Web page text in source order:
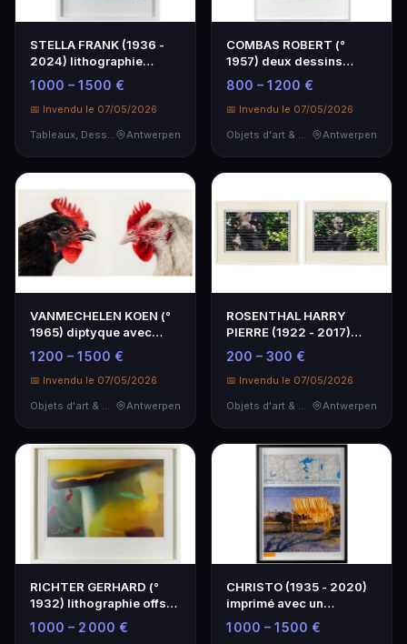
STELLA FRANK (1936 -
2024) lithographie
couleur offset dd 20…
1 000 – 1 500 €
📅 Invendu le 07/05/2026
Antwerpen
COMBAS ROBERT (°
1957) deux dessins
originaux au feutre noir…
800 – 1 200 €
📅 Invendu le 07/05/2026
Antwerpen
VANMECHELEN KOEN (°
1965) diptyque avec
deux impressions lam…
1 200 – 1 500 €
📅 Invendu le 07/05/2026
Objets d'art & Curiosités
Antwerpen
ROSENTHAL HARRY
PIERRE (1922 - 2017)
deux tirages photo sur …
200 – 300 €
📅 Invendu le 07/05/2026
Objets d'art & Curiosités
Antwerpen
RICHTER GERHARD (°
1932) lithographie offset
en couleurs rep…
1 000 – 2 000 €
CHRISTO (1935 - 2020)
imprimé avec un
morceau de tissu origi…
1 000 – 1 500 €